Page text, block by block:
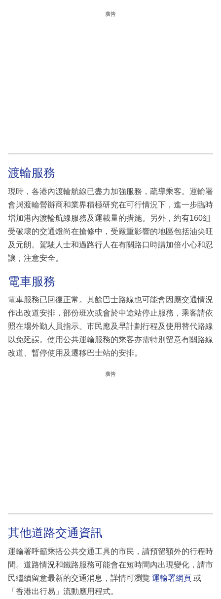
廣告
渡輪服務
現時，各港內渡輪航線已盡力加強服務，疏導乘客。運輸署
會與渡輪營辦商和業界積極研究在可行情況下，進一步臨時
增加港內渡輪航線服務及運載量的措施。另外，約有160組
受破壞的交通燈尚在搶修中，受嚴重影響的地區包括油尖旺
及元朗。駕駛人士和過路行人在有關路口時請加倍小心和忍
讓，注意安全。
電車服務
電車服務已回復正常。其餘巴士路線也可能會因應交通情況
作出改道安排，部份班次或會於中途站停止服務，乘客請依
照在場外勤人員指示。市民應及早計劃行程及使用替代路線
以免延誤。使用公共運輸服務的乘客亦需特別留意有關路線
改道、暫停使用及遷移巴士站的安排。
廣告
其他道路交通資訊
運輸署呼籲乘搭公共交通工具的市民，請預留額外的行程時
間。道路情況和鐵路服務可能會在短時間內出現變化，請市
民繼續留意最新的交通消息，詳情可瀏覽 運輸署網頁 或
「香港出行易」流動應用程式。